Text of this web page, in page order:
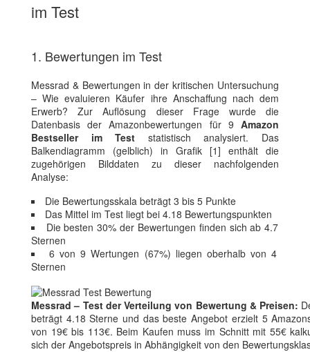
im Test
1. Bewertungen im Test
Messrad & Bewertungen in der kritischen Untersuchung
– Wie evaluieren Käufer ihre Anschaffung nach dem
Erwerb? Zur Auflösung dieser Frage wurde die
Datenbasis der Amazonbewertungen für 9 Amazon
Bestseller im Test statistisch analysiert. Das
Balkendiagramm (gelblich) in Grafik [1] enthält die
zugehörigen Bilddaten zu dieser nachfolgenden
Analyse:
Die Bewertungsskala beträgt 3 bis 5 Punkte
Das Mittel im Test liegt bei 4.18 Bewertungspunkten
Die besten 30% der Bewertungen finden sich ab 4.7
Sternen
6 von 9 Wertungen (67%) liegen oberhalb von 4
Sternen
Messrad – Test der Verteilung von Bewertung & Preisen:
beträgt 4.18 Sterne und das beste Angebot erzielt 5
von 19€ bis 113€. Beim Kaufen muss im Schnitt mit 55€
sich der Angebotspreis in Abhängigkeit von den